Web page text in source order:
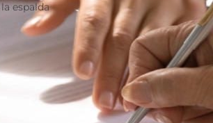
Accidentes de bicicleta
Accidentes por conducir en estado
Accidentes de motocicleta
Accidentes de taxi
espalda